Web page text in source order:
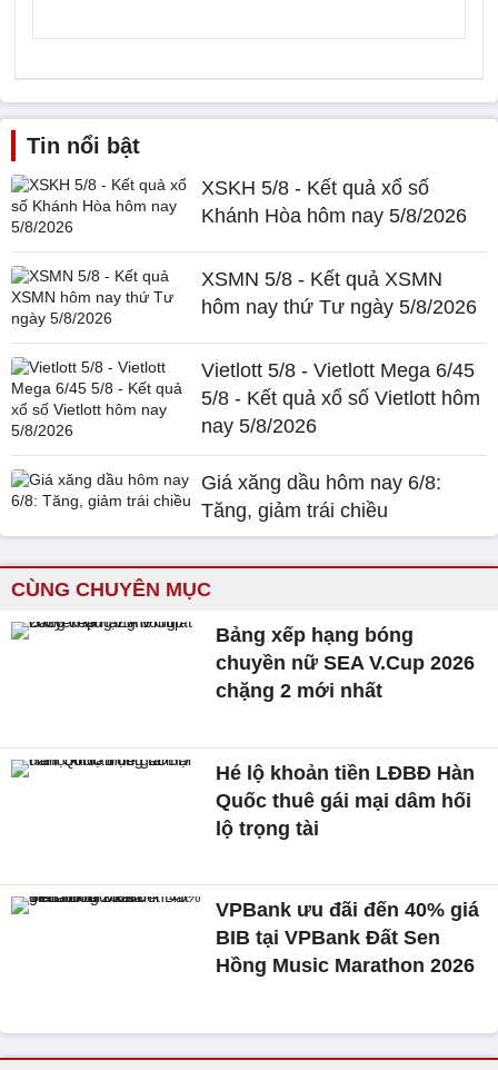
Tin nổi bật
XSKH 5/8 - Kết quả xổ số
Khánh Hòa hôm nay 5/8/2026
XSMN 5/8 - Kết quả XSMN
hôm nay thứ Tư ngày 5/8/2026
Vietlott 5/8 - Vietlott Mega 6/45
5/8 - Kết quả xổ số Vietlott hôm
nay 5/8/2026
Giá xăng dầu hôm nay 6/8:
Tăng, giảm trái chiều
CÙNG CHUYÊN MỤC
Bảng xếp hạng bóng
chuyền nữ SEA V.Cup 2026
chặng 2 mới nhất
Hé lộ khoản tiền LĐBĐ Hàn
Quốc thuê gái mại dâm hối
lộ trọng tài
VPBank ưu đãi đến 40% giá
BIB tại VPBank Đất Sen
Hồng Music Marathon 2026